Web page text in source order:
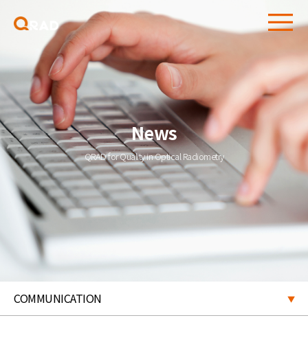
News
QRAD for Quality in Optical Radiometry
COMMUNICATION